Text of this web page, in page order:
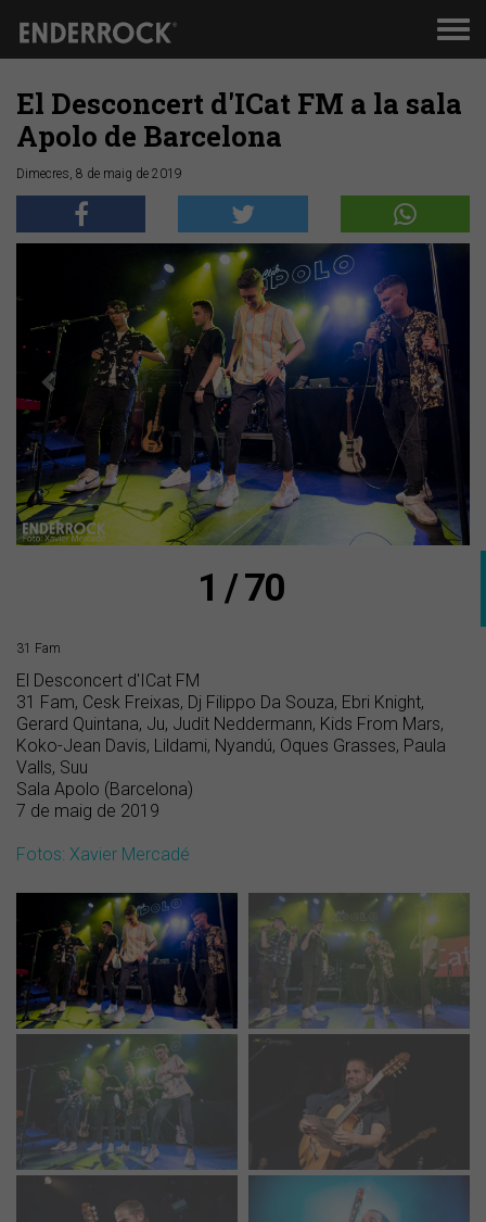
El Desconcert d'ICat FM a la sala
Apolo de Barcelona
Dimecres, 8 de maig de 2019
Anterior
1 / 70
31 Fam
El Desconcert d'ICat FM
31 Fam, Cesk Freixas, Dj Filippo Da Souza, Ebri Knight,
Gerard Quintana, Ju, Judit Neddermann, Kids From Mars,
Koko-Jean Davis, Lildami, Nyandú, Oques Grasses, Paula
Valls, Suu
Sala Apolo (Barcelona)
7 de maig de 2019
Fotos: Xavier Mercadé